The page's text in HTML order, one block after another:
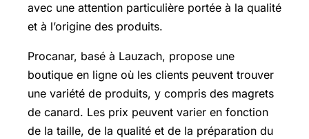
avec une attention particulière portée à la qualité
et à l’origine des produits.
Procanar, basé à Lauzach, propose une
boutique en ligne où les clients peuvent trouver
une variété de produits, y compris des magrets
de canard. Les prix peuvent varier en fonction
de la taille, de la qualité et de la préparation du